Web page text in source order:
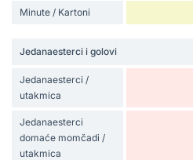
Minute / Kartoni
Jedanaesterci i golovi
Jedanaesterci /
utakmica
Jedanaesterci
domaće momčadi /
utakmica